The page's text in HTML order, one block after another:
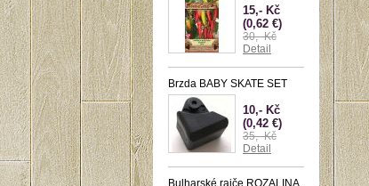
15,- Kč
(0,62 €)
30,- Kč
Detail
Brzda BABY SKATE SET
10,- Kč
(0,42 €)
35,- Kč
Detail
Bulharské rajče ROZALINA